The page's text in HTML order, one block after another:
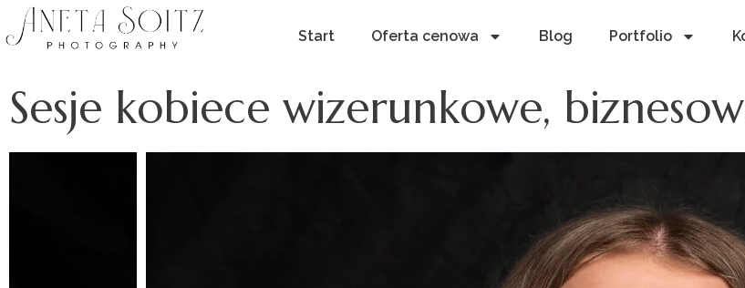
Start Oferta cenowa Blog Portfolio
Sesje kobiece wizerunkowe,